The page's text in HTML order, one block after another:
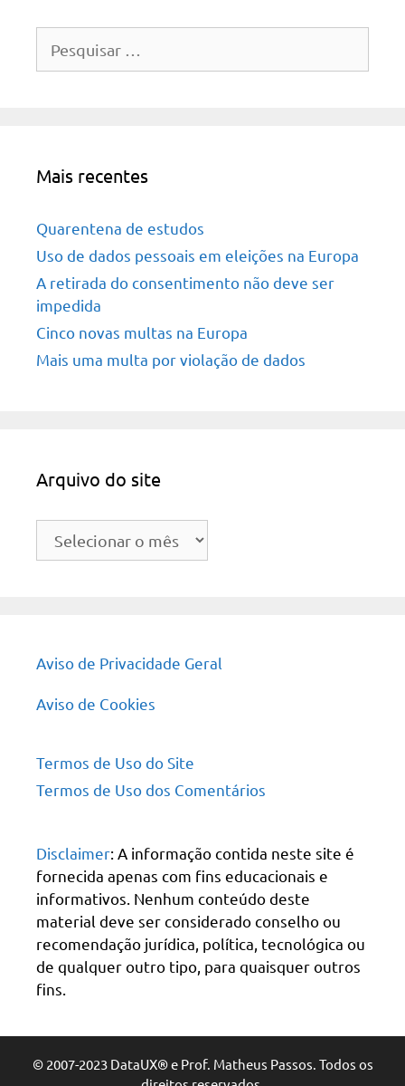
por:
Mais recentes
Quarentena de estudos
Uso de dados pessoais em eleições na Europa
A retirada do consentimento não deve ser
impedida
Cinco novas multas na Europa
Mais uma multa por violação de dados
Arquivo do site
Arquivo
Aviso de Privacidade Geral
Aviso de Cookies
Termos de Uso do Site
Termos de Uso dos Comentários
Disclaimer: A informação contida neste site é
fornecida apenas com fins educacionais e
informativos. Nenhum conteúdo deste
material deve ser considerado conselho ou
recomendação jurídica, política, tecnológica ou
de qualquer outro tipo, para quaisquer outros
fins.
© 2007-2023 DataUX® e Prof. Matheus Passos. Todos os